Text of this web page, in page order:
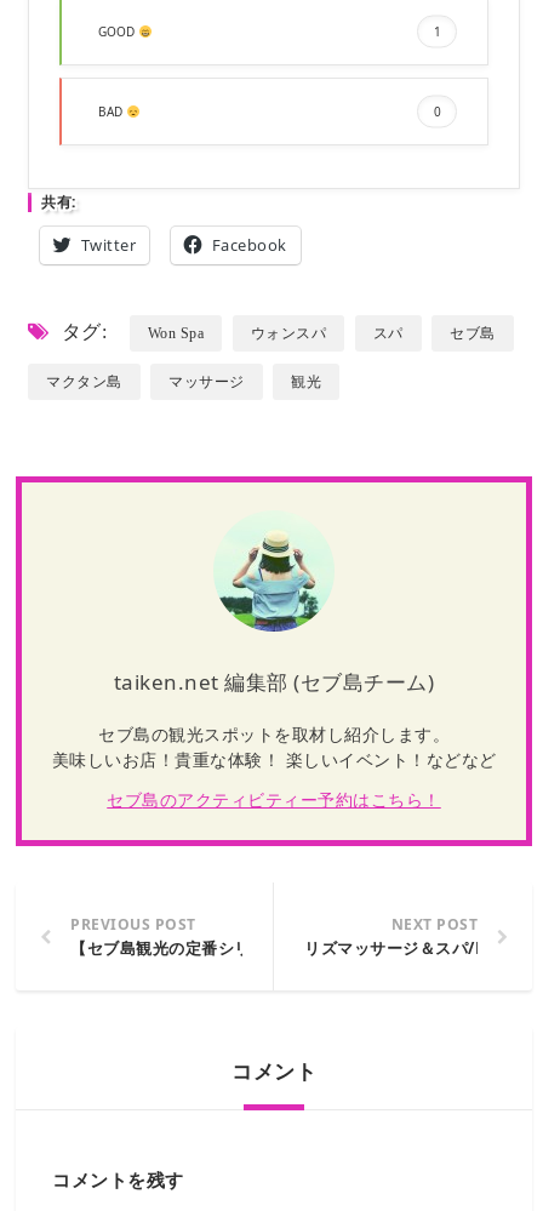
GOOD 1
BAD 0
共有:
Twitter Facebook
タグ: Won Spa ウォンスパ スパ セブ島
マクタン島 マッサージ 観光
taiken.net 編集部 (セブ島チーム)
セブ島の観光スポットを取材し紹介します。
美味しいお店！貴重な体験！ 楽しいイベント！などなど
セブ島のアクティビティー予約はこちら！
PREVIOUS POST
【セブ島観光の定番シリーズ】マクタン島内のおすすめ両替所
NEXT POST
リズマッサージ＆スパ/LIZ
コメント
コメントを残す